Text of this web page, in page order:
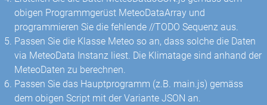
obigen Programmgerüst MeteoDataArray und
programmieren Sie die fehlende //TODO Sequenz aus.
Passen Sie die Klasse Meteo so an, dass solche die Daten
via MeteoData Instanz liest. Die Klimatage sind anhand der
MeteoDaten zu berechnen.
Passen Sie das Hauptprogramm (z.B. main.js) gemäss
dem obigen Script mit der Variante JSON an.